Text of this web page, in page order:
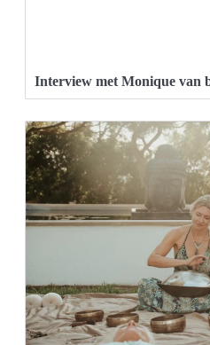
Interview met Monique van